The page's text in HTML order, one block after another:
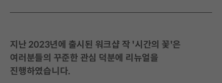
지난 2023년에 출시된 워크샵 작 '시간의 꽃'은
여러분들의 꾸준한 관심 덕분에 리뉴얼을
진행하였습니다.